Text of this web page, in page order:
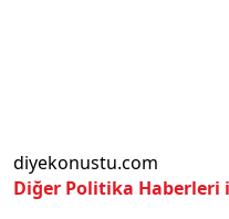
diyekonustu.com
Diğer Politika Haberleri